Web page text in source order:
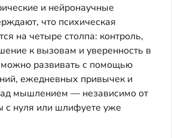
и нейронаучные
что психическая
на четыре столпа: контроль,
к вызовам и уверенность в
развивать с помощью
ежедневных привычек и
мышлением — независимо от
с нуля или шлифуете уже